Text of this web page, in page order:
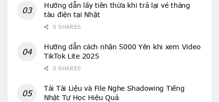
Hướng dẫn lấy tiền thừa khi trả lại vé tháng
tàu điện tại Nhật
0 SHARES
Hướng dẫn cách nhận 5000 Yên khi xem Video
TikTok Lite 2025
0 SHARES
Tải Tài Liệu và File Nghe Shadowing Tiếng
Nhật Tự Học Hiệu Quả